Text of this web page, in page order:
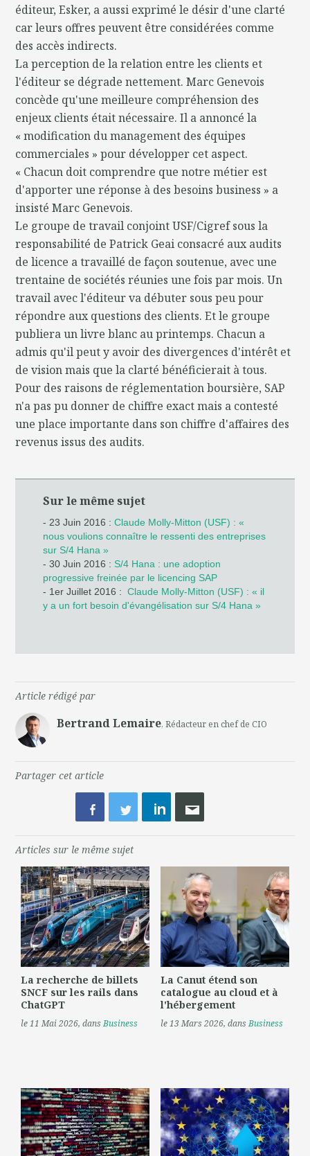
éditeur, Esker, a aussi exprimé le désir d'une clarté
car leurs offres peuvent être considérées comme
des accès indirects.
La perception de la relation entre les clients et
l'éditeur se dégrade nettement. Marc Genevois
concède qu'une meilleure compréhension des
enjeux clients était nécessaire. Il a annoncé la
« modification du management des équipes
commerciales » pour développer cet aspect.
« Chacun doit comprendre que notre métier est
d'apporter une réponse à des besoins business » a
insisté Marc Genevois.
Le groupe de travail conjoint USF/Cigref sous la
responsabilité de Patrick Geai consacré aux audits
de licence a travaillé de façon soutenue, avec une
trentaine de sociétés réunies une fois par mois. Un
travail avec l'éditeur va débuter sous peu pour
répondre aux questions des clients. Et le groupe
publiera un livre blanc au printemps. Chacun a
admis qu'il peut y avoir des divergences d'intérêt et
de vision mais que la clarté bénéficierait à tous.
Pour des raisons de réglementation boursière, SAP
n'a pas pu donner de chiffre exact mais a contesté
une place importante dans son chiffre d'affaires des
revenus issus des audits.
Sur le même sujet
- 23 Juin 2016 :Claude Molly-Mitton (USF) : «
nous voulions connaître le ressenti des entreprises
sur S/4 Hana »
- 30 Juin 2016 :S/4 Hana : une adoption
progressive freinée par le licencing SAP
- 1er Juillet 2016 :Claude Molly-Mitton (USF) : « il
y a un fort besoin d'évangélisation sur S/4 Hana »
Article rédigé par
Bertrand Lemaire, Rédacteur en chef de CIO
Partager cet article
Articles sur le même sujet
La recherche de billets
SNCF sur les rails dans
ChatGPT
le 11 Mai 2026, dansBusiness
La Canut étend son
catalogue au cloud et à
l'hébergement
le 13 Mars 2026, dansBusiness